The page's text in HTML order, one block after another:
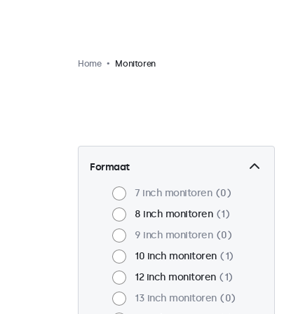
Home Monitoren
Formaat
7 inch monitoren
0
8 inch monitoren
1
9 inch monitoren
0
10 inch monitoren
1
12 inch monitoren
1
13 inch monitoren
0